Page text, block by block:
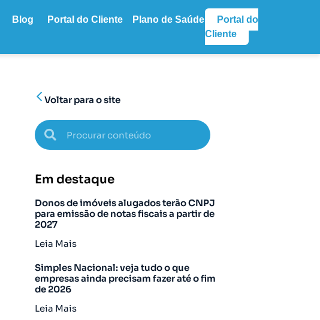
Blog Portal do Cliente Plano de Saúde
Portal do
Cliente
Voltar para o site
Em destaque
Donos de imóveis alugados terão CNPJ
para emissão de notas fiscais a partir de
2027
Leia Mais
Simples Nacional: veja tudo o que
empresas ainda precisam fazer até o fim
de 2026
Leia Mais